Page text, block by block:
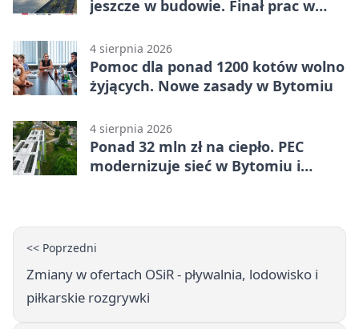
jeszcze w budowie. Finał prac w
4 sierpnia 2026
Pomoc dla ponad 1200 kotów wolno
żyjących. Nowe zasady w Bytomiu
4 sierpnia 2026
Ponad 32 mln zł na ciepło. PEC
modernizuje sieć w Bytomiu i
<< Poprzedni
Zmiany w ofertach OSiR - pływalnia, lodowisko i
piłkarskie rozgrywki